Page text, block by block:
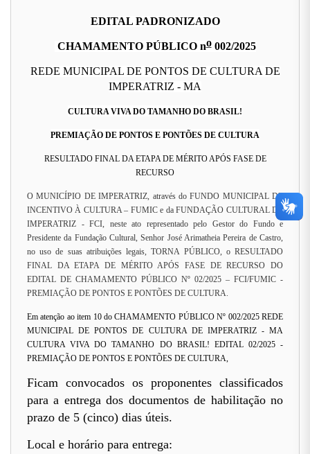
EDITAL PADRONIZADO
CHAMAMENTO PÚBLICO no 002/2025
REDE MUNICIPAL DE PONTOS DE CULTURA DE
IMPERATRIZ - MA
CULTURA VIVA DO TAMANHO DO BRASIL!
PREMIAÇÃO DE PONTOS E PONTÕES DE CULTURA
RESULTADO FINAL DA ETAPA DE MÉRITO APÓS FASE DE
RECURSO
O MUNICÍPIO DE IMPERATRIZ, através do FUNDO MUNICIPAL DE
INCENTIVO À CULTURA – FUMIC e da FUNDAÇÃO CULTURAL DE
IMPERATRIZ - FCI, neste ato representado pelo Gestor do Fundo e
Presidente da Fundação Cultural, Senhor José Arimatheia Pereira de Castro,
no uso de suas atribuições legais, TORNA PÚBLICO, o RESULTADO
FINAL DA ETAPA DE MÉRITO APÓS FASE DE RECURSO DO
EDITAL DE CHAMAMENTO PÚBLICO Nº 02/2025 – FCI/FUMIC -
PREMIAÇÃO DE PONTOS E PONTÕES DE CULTURA.
Em atenção ao item 10 do CHAMAMENTO PÚBLICO Nº 002/2025 REDE
MUNICIPAL DE PONTOS DE CULTURA DE IMPERATRIZ - MA
CULTURA VIVA DO TAMANHO DO BRASIL! EDITAL 02/2025 -
PREMIAÇÃO DE PONTOS E PONTÕES DE CULTURA,
Ficam convocados os proponentes classificados
para a entrega dos documentos de habilitação no
prazo de 5 (cinco) dias úteis.
Local e horário para entrega: